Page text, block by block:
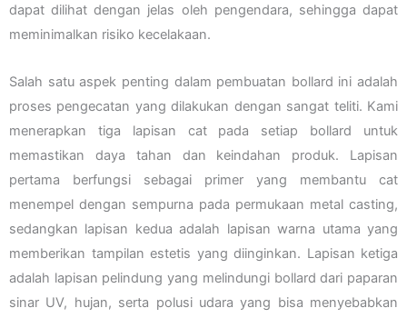
dapat dilihat dengan jelas oleh pengendara, sehingga dapat
meminimalkan risiko kecelakaan.
Salah satu aspek penting dalam pembuatan bollard ini adalah
proses pengecatan yang dilakukan dengan sangat teliti. Kami
menerapkan tiga lapisan cat pada setiap bollard untuk
memastikan daya tahan dan keindahan produk. Lapisan
pertama berfungsi sebagai primer yang membantu cat
menempel dengan sempurna pada permukaan metal casting,
sedangkan lapisan kedua adalah lapisan warna utama yang
memberikan tampilan estetis yang diinginkan. Lapisan ketiga
adalah lapisan pelindung yang melindungi bollard dari paparan
sinar UV, hujan, serta polusi udara yang bisa menyebabkan